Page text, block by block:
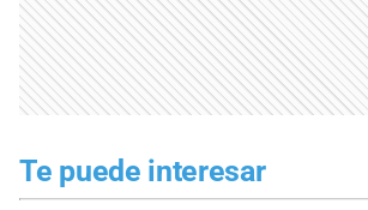
Te puede interesar